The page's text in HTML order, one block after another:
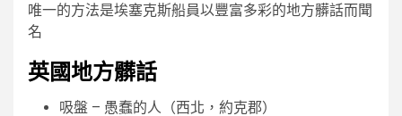
唯一的方法是埃塞克斯船員以豐富多彩的地方髒話而聞
名
英國地方髒話
吸盤 – 愚蠢的人（西北，約克郡）